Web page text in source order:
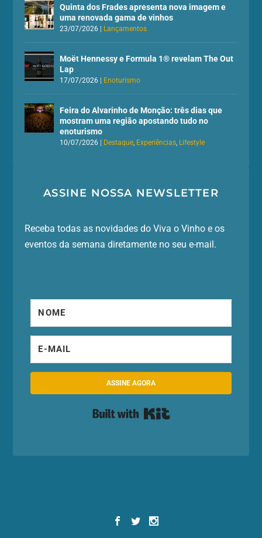
Quinta dos Frades apresenta nova imagem e
uma renovada gama de vinhos
23/07/2026 Lançamentos
Moët Hennessy e Formula 1® revelam The Out
Lap
17/07/2026 Enoturismo
Feira do Alvarinho de Monção: três dias que
mostram uma região apostando tudo no
enoturismo
10/07/2026 Destaque, Experiências, Lifestyle
ASSINE NOSSA NEWSLETTER
Receba todas as novidades do Viva o Vinho e os
eventos da semana diretamente no seu e-mail.
ASSINE AGORA